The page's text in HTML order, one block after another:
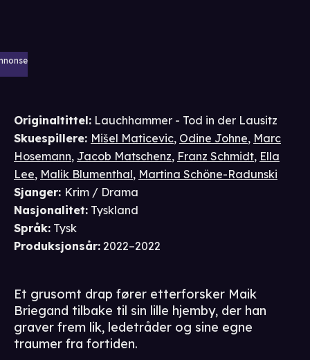
Originaltittel: Lauchhammer - Tod in der Lausitz
Skuespillere: Mišel Maticevic, Odine Johne, Marc
Hosemann, Jacob Matschenz, Franz Schmidt, Ella
Lee, Malik Blumenthal, Martina Schöne-Radunski
Sjanger: Krim / Drama
Nasjonalitet: Tyskland
Språk: Tysk
Produksjonsår: 2022–2022
Et grusomt drap fører etterforsker Maik
Briegand tilbake til sin lille hjemby, der han
graver frem lik, ledetråder og sine egne
traumer fra fortiden.